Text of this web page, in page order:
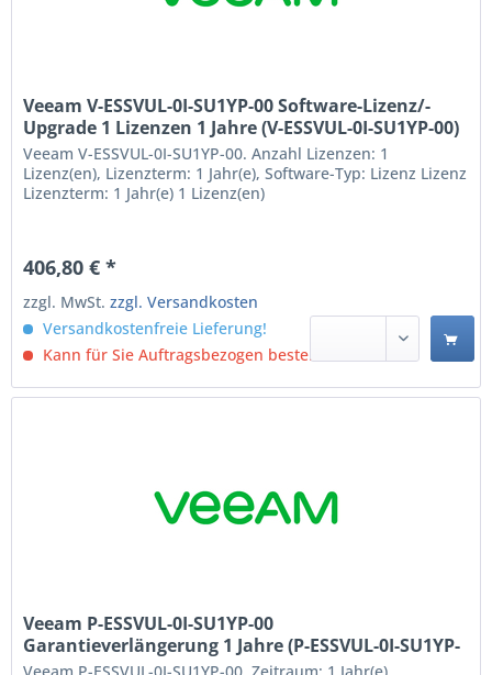
Veeam V-ESSVUL-0I-SU1YP-00 Software-Lizenz/-
Upgrade 1 Lizenzen 1 Jahre (V-ESSVUL-0I-SU1YP-00)
Veeam V-ESSVUL-0I-SU1YP-00. Anzahl Lizenzen: 1
Lizenz(en), Lizenzterm: 1 Jahr(e), Software-Typ: Lizenz Lizenz
Lizenzterm: 1 Jahr(e) 1 Lizenz(en)
406,80 € *
zzgl. MwSt.zzgl. Versandkosten
Versandkostenfreie Lieferung!
Kann für Sie Auftragsbezogen bestellt werden.
Veeam P-ESSVUL-0I-SU1YP-00
Garantieverlängerung 1 Jahre (P-ESSVUL-0I-SU1YP-
00)